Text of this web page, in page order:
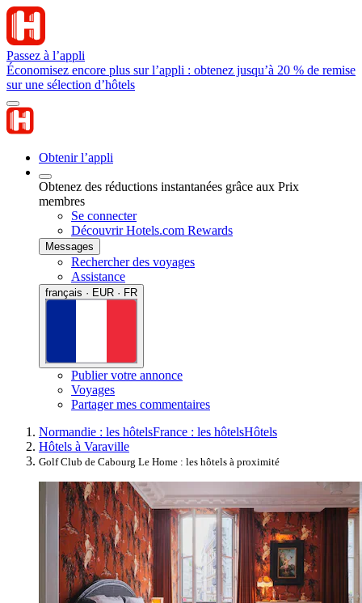
Passez à l’appli
Économisez encore plus sur l’appli : obtenez jusqu’à 20 % de remise
sur une sélection d’hôtels
Obtenir l’appli
Obtenez des réductions instantanées grâce aux Prix
membres
Se connecter
Découvrir Hotels.com Rewards
Messages
Rechercher des voyages
Assistance
français · EUR · FR
Publier votre annonce
Voyages
Partager mes commentaires
Normandie : les hôtelsFrance : les hôtelsHôtels
Hôtels à Varaville
Golf Club de Cabourg Le Home : les hôtels à proximité